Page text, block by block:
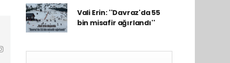
Vali Erin: ''Davraz'da 55
bin misafir ağırlandı''